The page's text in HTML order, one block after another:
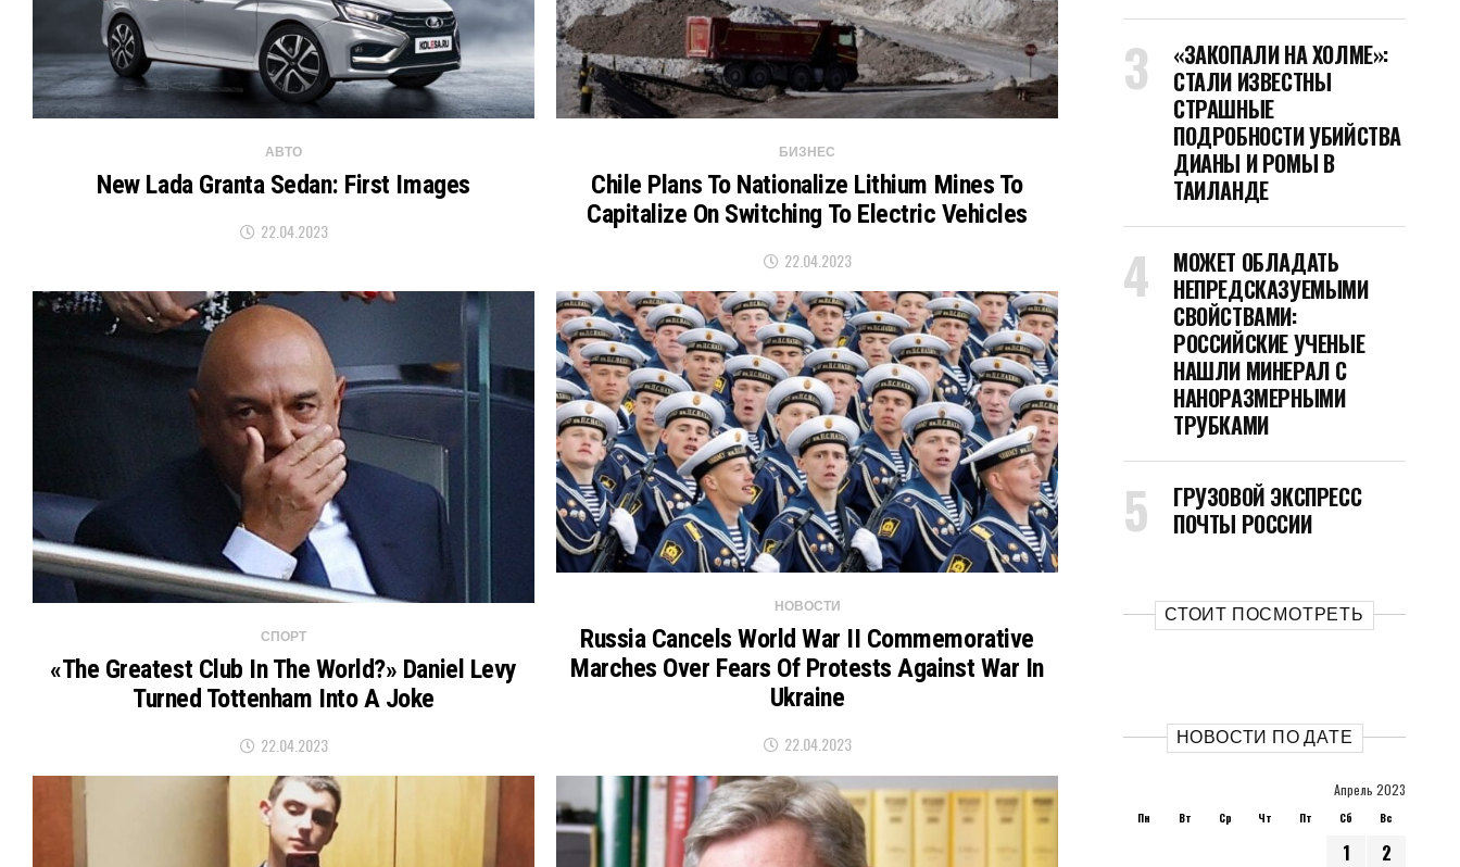
АВТО
New Lada Granta Sedan: First Images
22.04.2023
БИЗНЕС
Chile Plans To Nationalize Lithium Mines To
Capitalize On Switching To Electric Vehicles
22.04.2023
СПОРТ
«The Greatest Club In The World?» Daniel Levy
Turned Tottenham Into A Joke
22.04.2023
НОВОСТИ
Russia Cancels World War II Commemorative
Marches Over Fears Of Protests Against War In
Ukraine
22.04.2023
«ЗАКОПАЛИ НА ХОЛМЕ»:
СТАЛИ ИЗВЕСТНЫ
СТРАШНЫЕ
ПОДРОБНОСТИ УБИЙСТВА
ДИАНЫ И РОМЫ В
ТАИЛАНДЕ
МОЖЕТ ОБЛАДАТЬ
НЕПРЕДСКАЗУЕМЫМИ
СВОЙСТВАМИ:
РОССИЙСКИЕ УЧЕНЫЕ
НАШЛИ МИНЕРАЛ С
НАНОРАЗМЕРНЫМИ
ТРУБКАМИ
ГРУЗОВОЙ ЭКСПРЕСС
ПОЧТЫ РОССИИ
СТОИТ ПОСМОТРЕТЬ
НОВОСТИ ПО ДАТЕ
Апрель 2023
Пн Вт Ср Чт Пт Сб Вс
1
2